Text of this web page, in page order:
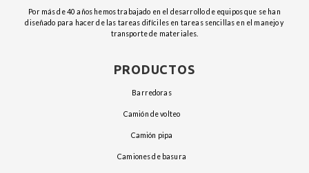
Por más de 40 años hemos trabajado en el desarrollo de equipos que se han
diseñado para hacer de las tareas difíciles en tareas sencillas en el manejo y
transporte de materiales.
PRODUCTOS
barredoras
camión de volteo
camión pipa
camiones de basura